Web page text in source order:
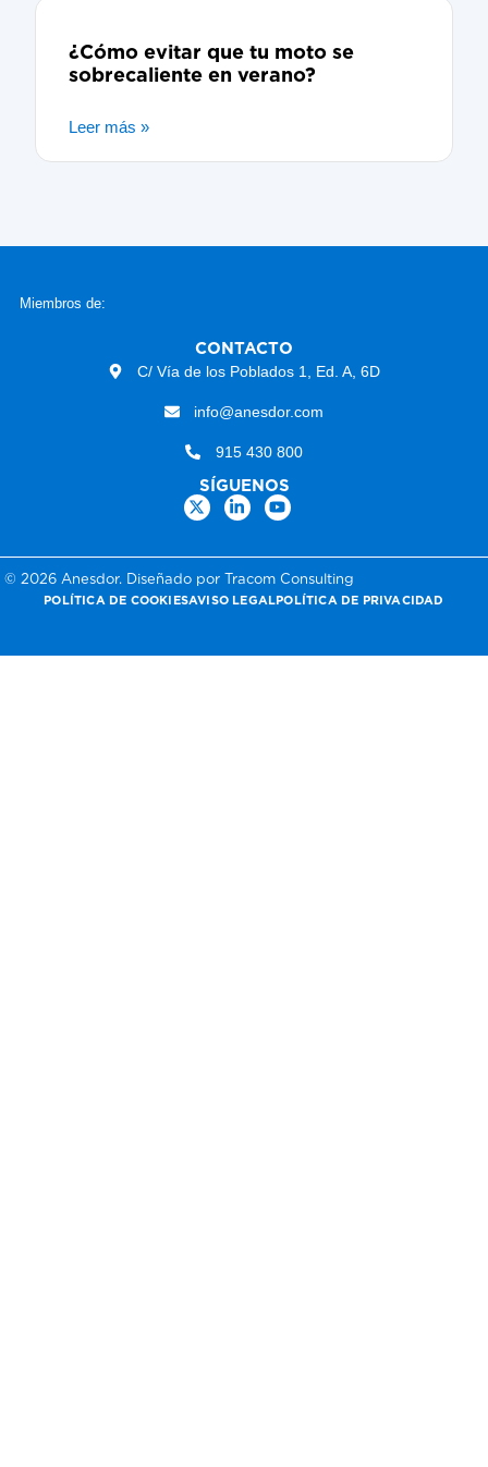
¿Cómo evitar que tu moto se
sobrecaliente en verano?
Leer más »
Miembros de:
CONTACTO
C/ Vía de los Poblados 1, Ed. A, 6D
info@anesdor.com
915 430 800
SÍGUENOS
© 2026 Anesdor. Diseñado por Tracom Consulting
POLÍTICA DE COOKIESAVISO LEGALPOLÍTICA DE PRIVACIDAD